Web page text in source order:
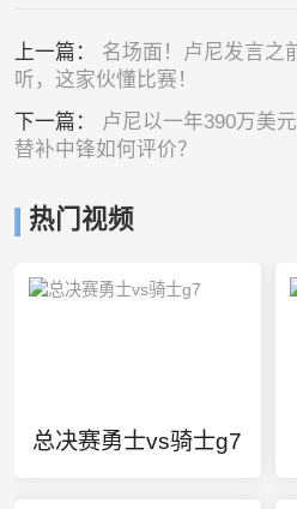
上一篇： 名场面！卢尼发言之
听，这家伙懂比赛！
下一篇：
卢尼以一年390万美
替补中锋如何评价？
热门视频
总决赛勇士vs骑士g7